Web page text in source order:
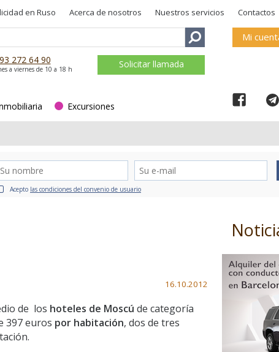
en Ruso Acerca de nosotros Nuestros servicios Contactos
272 64 90
a viernes de 10 a 18 h Solicitar llamada
Excursiones
Mi
Acepto las condiciones del convenio de usuario
16.10.2012
de los hoteles de Moscú de categoría
397 euros por habitación, dos de tres